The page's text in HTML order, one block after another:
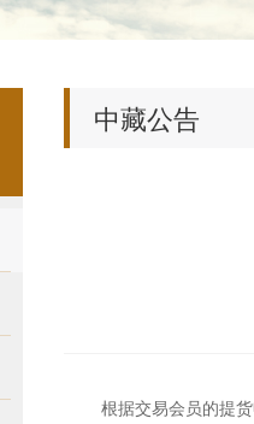
中藏公告
根据交易会员的提